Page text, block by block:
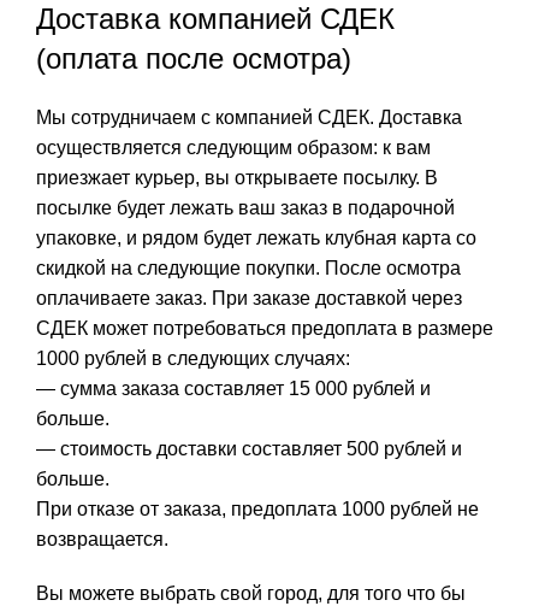
Доставка компанией СДЕК
(оплата после осмотра)
Мы сотрудничаем с компанией СДЕК. Доставка
осуществляется следующим образом: к вам
приезжает курьер, вы открываете посылку. В
посылке будет лежать ваш заказ в подарочной
упаковке, и рядом будет лежать клубная карта со
скидкой на следующие покупки. После осмотра
оплачиваете заказ. При заказе доставкой через
СДЕК может потребоваться предоплата в размере
1000 рублей в следующих случаях:
— сумма заказа составляет 15 000 рублей и
больше.
— стоимость доставки составляет 500 рублей и
больше.
При отказе от заказа, предоплата 1000 рублей не
возвращается.
Вы можете выбрать свой город, для того что бы